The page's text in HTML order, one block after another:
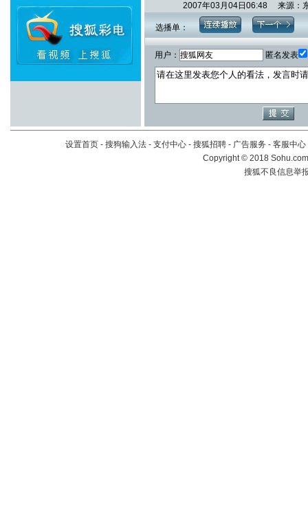
2007年03月04日06:48 来源：
选播单：
用户： 匿名发表
设置首页 - 搜狗输入法 - 支付中心 - 搜狐招聘 - 广告服务 - 客服中心
Copyright©2018
搜狐不良信息举